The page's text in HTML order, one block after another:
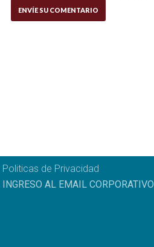
Politicas de Privacidad
INGRESO AL EMAIL CORPORATIVO